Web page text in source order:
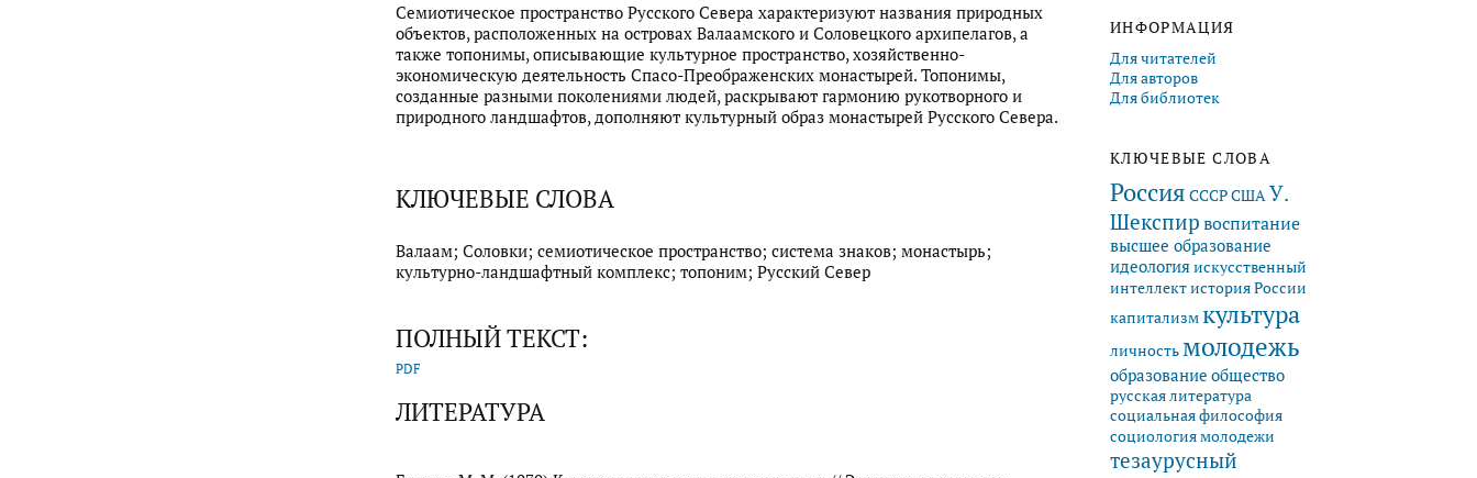
ИНФОРМАЦИЯ
Для читателей
Для авторов
Для библиотек
КЛЮЧЕВЫЕ СЛОВА
Россия СССРСШАУ.
Шекспир воспитание
высшее образование
идеологияискусственный
интеллектистория России
капитализм культура
личностьмолодежь
образование общество
русская литература
социальная философия
социология молодежи
тезаурусный
Семиотическое пространство Русского Севера характеризуют названия природных
объектов, расположенных на островах Валаамского и Соловецкого архипелагов, а
также топонимы, описывающие культурное пространство, хозяйственно-
экономическую деятельность Спасо-Преображенских монастырей. Топонимы,
созданные разными поколениями людей, раскрывают гармонию рукотворного и
природного ландшафтов, дополняют культурный образ монастырей Русского Севера.
КЛЮЧЕВЫЕ СЛОВА
Валаам; Соловки; семиотическое пространство; система знаков; монастырь;
культурно-ландшафтный комплекс; топоним; Русский Север
ПОЛНЫЙ ТЕКСТ:
PDF
ЛИТЕРАТУРА